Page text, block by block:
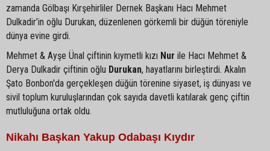
zamanda Gölbaşı Kırşehirliler Dernek Başkanı Hacı Mehmet
Dulkadir’in oğlu Durukan, düzenlenen görkemli bir düğün töreniyle
dünya evine girdi.
Mehmet & Ayşe Ünal çiftinin kıymetli kızı Nur ile Hacı Mehmet &
Derya Dulkadir çiftinin oğlu Durukan, hayatlarını birleştirdi. Akalın
Şato Bonbon'da gerçekleşen düğün törenine siyaset, iş dünyası ve
sivil toplum kuruluşlarından çok sayıda davetli katılarak genç çiftin
mutluluğuna ortak oldu.
Nikahı Başkan Yakup Odabaşı Kıydır